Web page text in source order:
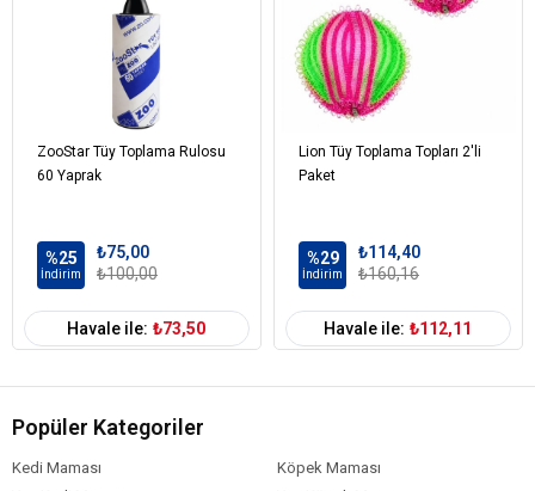
ZooStar Tüy Toplama Rulosu
60 Yaprak
%25
İndirim
₺75,00
₺100,00
Havale ile: ₺73,50
Lion Tüy Toplama Topları 2'li
Paket
%29
İndirim
₺114,40
₺160,16
Havale ile: ₺112,11
Popüler Kategoriler
Kedi Maması
Köpek Maması